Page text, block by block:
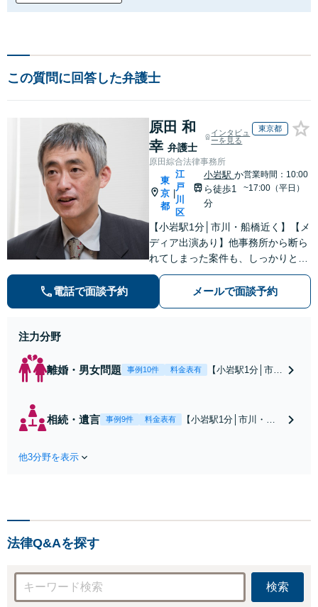
この質問に回答した弁護士
原田 和
幸 弁護士
インタビュ
ーを見る
東京都
原田綜合法律事務所
東
京
都
江
戸
川
区
小岩駅か
ら徒歩1
分
営業時間：10:00
~17:00（平日）
【小岩駅1分│市川・船橋近く】【メ
ディア出演あり】他事務所から断ら
れてしまった案件も、しっかりと面
談し、法的アドバイスをいたします
【解決実績約1000件】豊富な離婚調
停・裁判実績あり【不動産業界出
電話で面談予約 メールで面談予約
注力分野
離婚・男女問題 事例10件 料金表有
【小岩駅1分│市
回避、裁判提起前
の和解、子の認知
相続・遺言 事例9件 料金表有
【小岩駅1分│市川・船
しい地域の皆さまも、
休日対応可】
他3分野を表示
法律Q&Aを探す
検索